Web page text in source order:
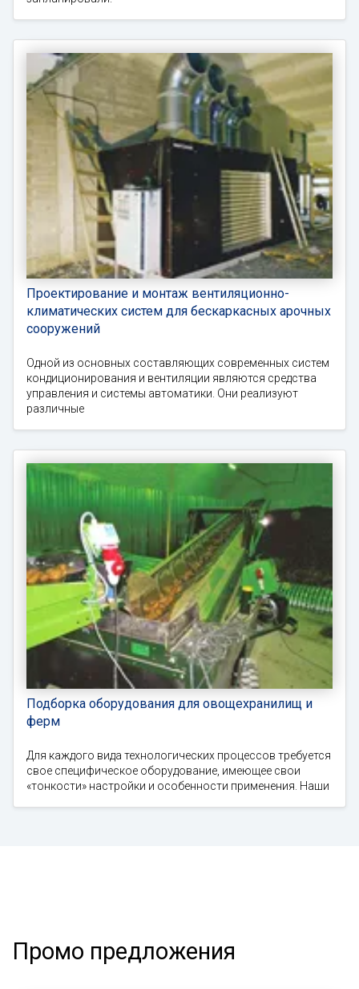
Проектирование и монтаж вентиляционно-
климатических систем для бескаркасных арочных
сооружений
Одной из основных составляющих современных систем
кондиционирования и вентиляции являются средства
управления и системы автоматики. Они реализуют
различные
Подборка оборудования для овощехранилищ и
ферм
Для каждого вида технологических процессов требуется
свое специфическое оборудование, имеющее свои
«тонкости» настройки и особенности применения. Наши
Промо предложения